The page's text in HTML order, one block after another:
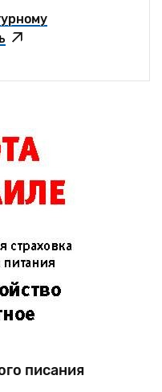
писания